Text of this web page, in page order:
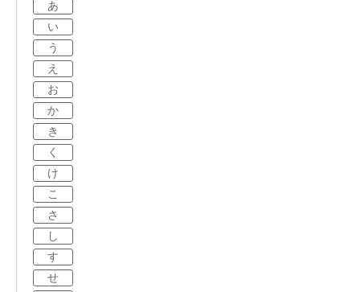
あ
い
う
え
お
か
き
く
け
こ
さ
し
す
せ